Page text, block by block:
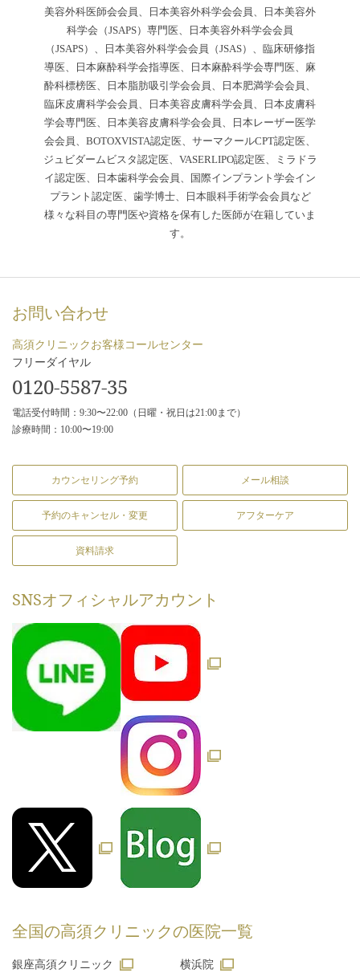
美容外科医師会会員、日本美容外科学会会員、日本美容外
科学会（JSAPS）専門医、日本美容外科学会会員
（JSAPS）、日本美容外科学会会員（JSAS）、臨床研修指
導医、日本麻酔科学会指導医、日本麻酔科学会専門医、麻
酔科標榜医、日本脂肪吸引学会会員、日本肥満学会会員、
臨床皮膚科学会会員、日本美容皮膚科学会員、日本皮膚科
学会専門医、日本美容皮膚科学会会員、日本レーザー医学
会会員、BOTOXVISTA認定医、サーマクールCPT認定医、
ジュビダームビスタ認定医、VASERLIPO認定医、ミラドラ
イ認定医、日本歯科学会会員、国際インプラント学会イン
プラント認定医、歯学博士、日本眼科手術学会会員など
様々な科目の専門医や資格を保有した医師が在籍していま
す。
お問い合わせ
高須クリニックお客様コールセンター
フリーダイヤル
0120-5587-35
電話受付時間：9:30〜22:00（日曜・祝日は21:00まで）
診療時間：10:00〜19:00
カウンセリング予約 メール相談
予約のキャンセル・変更 アフターケア
資料請求
SNSオフィシャルアカウント
全国の高須クリニックの医院一覧
銀座高須クリニック 横浜院